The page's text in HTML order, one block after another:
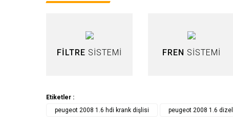
Bu ürüne benzer farklı alternatifler olmalı.
FİLTRE SİSTEMİ FREN SİSTEMİ
Etiketler :
peugeot 2008 1.6 hdi krank dişlisi
peugeot 2008 1.6